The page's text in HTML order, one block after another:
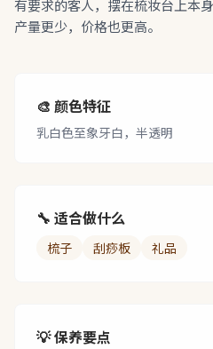
有要求的客人，摆在梳妆台上本
产量更少，价格也更高。
🎨 颜色特征
乳白色至象牙白，半透明
🔧 适合做什么
梳子 刮痧板 礼品
💡 保养要点